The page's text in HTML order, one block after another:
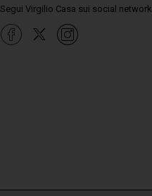
Segui Virgilio Casa sui social network